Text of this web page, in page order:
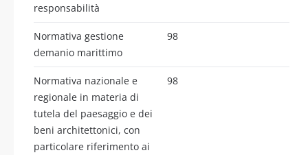
responsabilità
Normativa gestione
demanio marittimo
98
Normativa nazionale e
regionale in materia di
tutela del paesaggio e dei
beni architettonici, con
particolare riferimento ai
98